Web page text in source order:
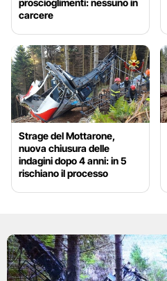
carcere
Strage del Mottarone,
nuova chiusura delle
indagini dopo 4 anni: in 5
rischiano il processo